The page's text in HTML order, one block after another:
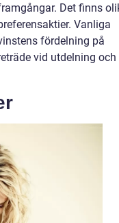
Det finns
Vanliga
fördelning på
vid utdelning och